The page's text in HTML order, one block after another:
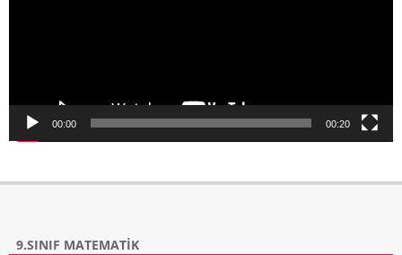
00:00 00:20
9.SINIF MATEMATIK